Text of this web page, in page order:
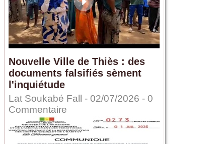
Nouvelle Ville de Thiès : des
documents falsifiés sèment
l'inquiétude
Lat Soukabé Fall - 02/07/2026 - 0
Commentaire